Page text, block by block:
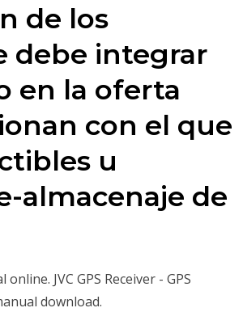
de los
debe integrar
en la oferta
con el que
u
almacenaje de
JVC GPS Receiver - GPS
download.